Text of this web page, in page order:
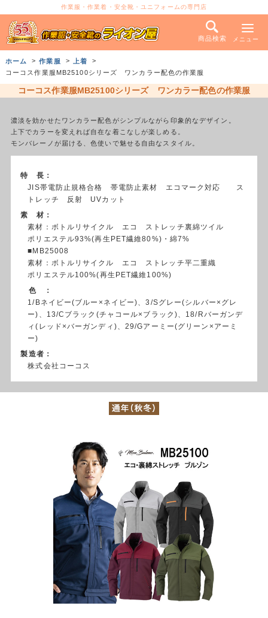
作業服・作業着・安全靴・ユニフォームの専門店
商品検索 メニュー
ホーム 作業服
上着
コーコス作業服MB25100シリーズ ワンカラー配色の作業服
コーコス作業服MB25100シリーズ ワンカラー配色の作業服
濃淡を効かせたワンカラー配色がシンプルながら印象的なデザイン。
上下でカラーを変えれば自在な着こなしが楽しめる。
モンバレーノが届ける、色使いで魅せる自由なスタイル。
特 長：
JIS帯電防止規格合格 帯電防止素材 エコマーク対応 ス
トレッチ 反射 UVカット
素 材：
素材：ボトルリサイクル エコ ストレッチ裏綿ツイル
ポリエステル93%(再生PET繊維80%)・綿7%
■MB25008
素材：ボトルリサイクル エコ ストレッチ平二重織
ポリエステル100%(再生PET繊維100%)
色 ：
1/Bネイビー(ブルー×ネイビー)、3/Sグレー(シルバー×グレ
ー)、13/Cブラック(チャコール×ブラック)、18/Rバーガンデ
ィ(レッド×バーガンディ)、29/Gアーミー(グリーン×アーミ
ー)
製造者：
株式会社コーコス